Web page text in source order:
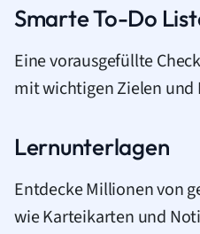
Smarte To-Do
Eine vorausgefüllte
mit wichtigen Zielen und
Lernunterlagen
Entdecke Millionen von
wie Karteikarten und